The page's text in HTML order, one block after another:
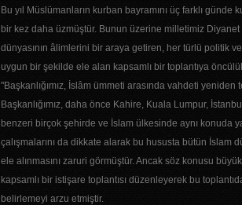
Bu yıl Müslümanların kurban bayramını üç farklı
bir kez daha üzmüştür. Bunun üzerine milletimiz
dünyasının âlimlerini bir araya getiren, her türlü politik
uygun bir şekilde ele alan kapsamlı bir toplantıya
"Başkanlığımız, İslâm ümmeti arasında vahdeti
Başkanlığımız, daha önce Kahire, Kuala Lumpur,
benzeri birçok şehirde ve İslam ülkesinde aynı konuda
çalışmalarını da dikkate alarak bu hususta bütün İslam
ele alınmasını zaruri görmüştür. Ancak söz konusu
kapsamlı bir istişare toplantısı düzenleyerek bu
belirlemeyi arzu etmiştir.